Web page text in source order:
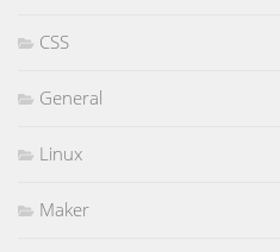
CSS
General
Linux
Maker